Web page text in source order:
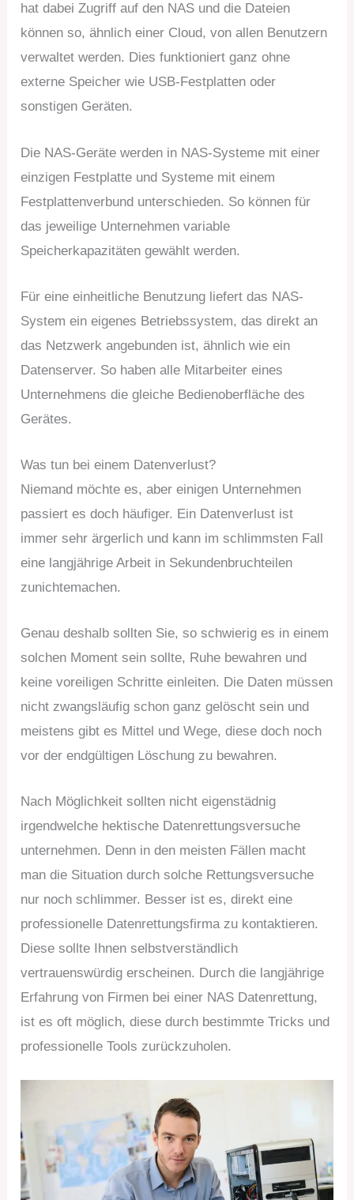
hat dabei Zugriff auf den NAS und die Dateien
können so, ähnlich einer Cloud, von allen Benutzern
verwaltet werden. Dies funktioniert ganz ohne
externe Speicher wie USB-Festplatten oder
sonstigen Geräten.
Die NAS-Geräte werden in NAS-Systeme mit einer
einzigen Festplatte und Systeme mit einem
Festplattenverbund unterschieden. So können für
das jeweilige Unternehmen variable
Speicherkapazitäten gewählt werden.
Für eine einheitliche Benutzung liefert das NAS-
System ein eigenes Betriebssystem, das direkt an
das Netzwerk angebunden ist, ähnlich wie ein
Datenserver. So haben alle Mitarbeiter eines
Unternehmens die gleiche Bedienoberfläche des
Gerätes.
Was tun bei einem Datenverlust?
Niemand möchte es, aber einigen Unternehmen
passiert es doch häufiger. Ein Datenverlust ist
immer sehr ärgerlich und kann im schlimmsten Fall
eine langjährige Arbeit in Sekundenbruchteilen
zunichtemachen.
Genau deshalb sollten Sie, so schwierig es in einem
solchen Moment sein sollte, Ruhe bewahren und
keine voreiligen Schritte einleiten. Die Daten müssen
nicht zwangsläufig schon ganz gelöscht sein und
meistens gibt es Mittel und Wege, diese doch noch
vor der endgültigen Löschung zu bewahren.
Nach Möglichkeit sollten nicht eigenstädnig
irgendwelche hektische Datenrettungsversuche
unternehmen. Denn in den meisten Fällen macht
man die Situation durch solche Rettungsversuche
nur noch schlimmer. Besser ist es, direkt eine
professionelle Datenrettungsfirma zu kontaktieren.
Diese sollte Ihnen selbstverständlich
vertrauenswürdig erscheinen. Durch die langjährige
Erfahrung von Firmen bei einer NAS Datenrettung,
ist es oft möglich, diese durch bestimmte Tricks und
professionelle Tools zurückzuholen.